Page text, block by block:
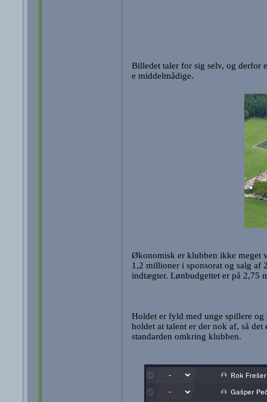
Billedet taler for sig selv, og derfor
e middelmådige.
Økonomisk er klubben ikke meget
1,2 millioner i sponsorat og salg af
indtægter. Lønbudgettet er på 2,75
Holdet er fyld med unge spillere
holdet at talent er der nok af, så
standarden omkring klubben.